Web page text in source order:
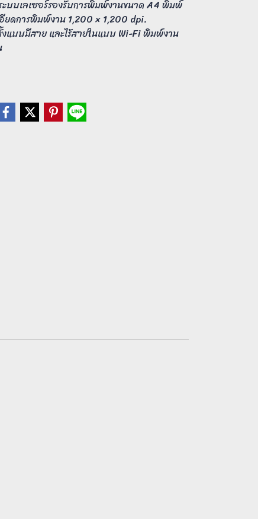
บบเลเซอร์รองรับการพิมพ์งานขนาด A4 พิมพ์
ยดการพิมพ์งาน 1,200 × 1,200 dpi.
แบบมีสาย และไร้สายในแบบ Wi-Fi พิมพ์งาน